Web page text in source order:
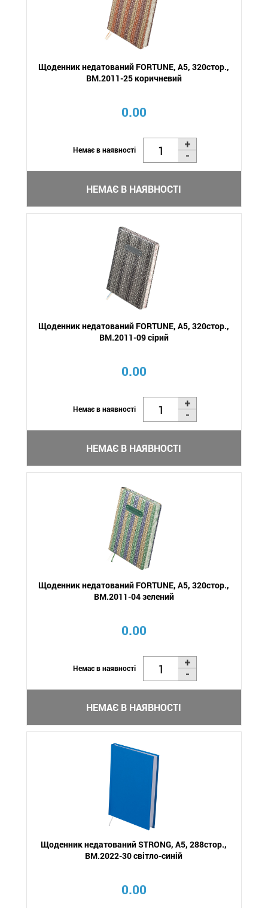
Щоденник недатований FORTUNE, A5, 320стор.,
BM.2011-25 коричневий
0.00
Немає в наявності
НЕМАЄ В НАЯВНОСТІ
Щоденник недатований FORTUNE, A5, 320стор.,
BM.2011-09 сірий
0.00
Немає в наявності
НЕМАЄ В НАЯВНОСТІ
Щоденник недатований FORTUNE, A5, 320стор.,
BM.2011-04 зелений
0.00
Немає в наявності
НЕМАЄ В НАЯВНОСТІ
Щоденник недатований STRONG, A5, 288стор.,
BM.2022-30 світло-синій
0.00